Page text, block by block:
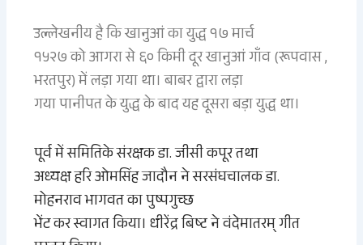
उल्लेखनीय है कि खानुआं का युद्ध १७ मार्च
१५२७ को आगरा से ६० किमी दूर खानुआं गाँव (रूपवास ,
भरतपुर) में लड़ा गया था। बाबर द्वारा लड़ा
गया पानीपत के युद्ध के बाद यह दूसरा बड़ा युद्ध था।
पूर्व में समितिके संरक्षक डा. जीसी कपूर तथा
अध्यक्ष हरि ओमसिंह जादौन नेसरसंघचालकडा.
मोहनराव भागवत का पुष्पगुच्छ
भेंट कर स्वागत किया। धीरेंद्र बिष्ट ने वंदेमातरम् गीत